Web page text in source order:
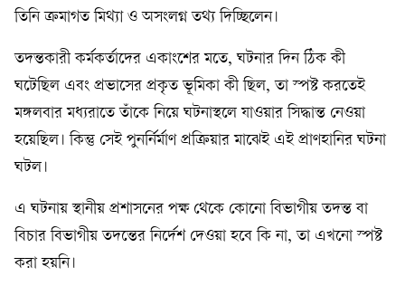
তিনি ক্রমাগত মিথ্যা ও অসংলগ্ন তথ্য দিচ্ছিলেন।
তদন্তকারী কর্মকর্তাদের একাংশের মতে, ঘটনার দিন ঠিক কী
ঘটেছিল এবং প্রভাসের প্রকৃত ভূমিকা কী ছিল, তা স্পষ্ট করতেই
মঙ্গলবার মধ্যরাতে তাঁকে নিয়ে ঘটনাস্থলে যাওয়ার সিদ্ধান্ত নেওয়া
হয়েছিল। কিন্তু সেই পুনর্নির্মাণ প্রক্রিয়ার মাঝেই এই প্রাণহানির ঘটনা
ঘটল।
এ ঘটনায় স্থানীয় প্রশাসনের পক্ষ থেকে কোনো বিভাগীয় তদন্ত বা
বিচার বিভাগীয় তদন্তের নির্দেশ দেওয়া হবে কি না, তা এখনো স্পষ্ট
করা হয়নি।